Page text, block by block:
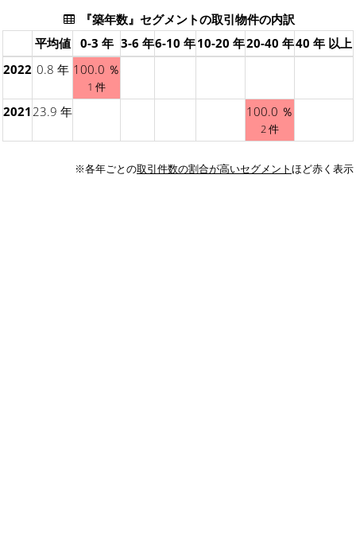
『築年数』セグメントの取引物件の内訳
平均値
0-3 年 3-6 年6-10 年10-20 年20-40 年40 年 以上
2022 0.8 年 100.0 ％
1 件
2021 23.9 年 100.0 ％
2 件
※各年ごとの取引件数の割合が高いセグメントほど赤く表示